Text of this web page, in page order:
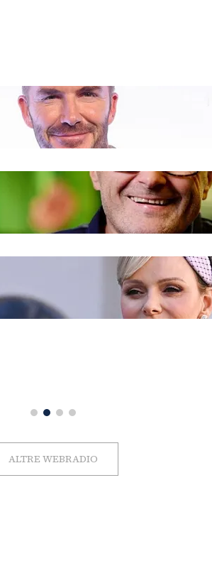
ALTRE WEBRADIO